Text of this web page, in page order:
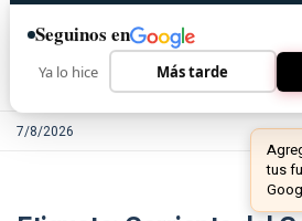
7/8/2026
tus
Seguinos en
Ya lo hice Más tarde